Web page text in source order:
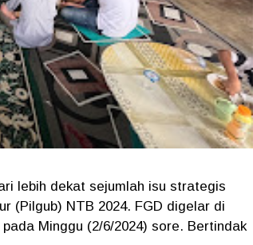
lebih dekat sejumlah isu strategis
(Pilgub) NTB 2024. FGD digelar di
Minggu (2/6/2024) sore. Bertindak